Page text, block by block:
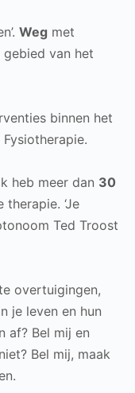
Weg met
gebied van het
binnen het
heb meer dan 30
‘Je
Ted Troost
overtuigingen,
je leven en hun
af? Bel mij en
Bel mij, maak